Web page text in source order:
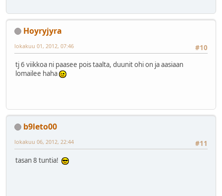
Hoyryjyra
#10
lokakuu 01, 2012, 07:46
tj 6 viikkoa ni paasee pois taalta, duunit ohi on ja aasiaan
lomailee haha
b9leto00
#11
lokakuu 06, 2012, 22:44
tasan 8 tuntia!